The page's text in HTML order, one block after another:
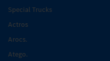
Special Trucks
Actros
Arocs.
Atego.